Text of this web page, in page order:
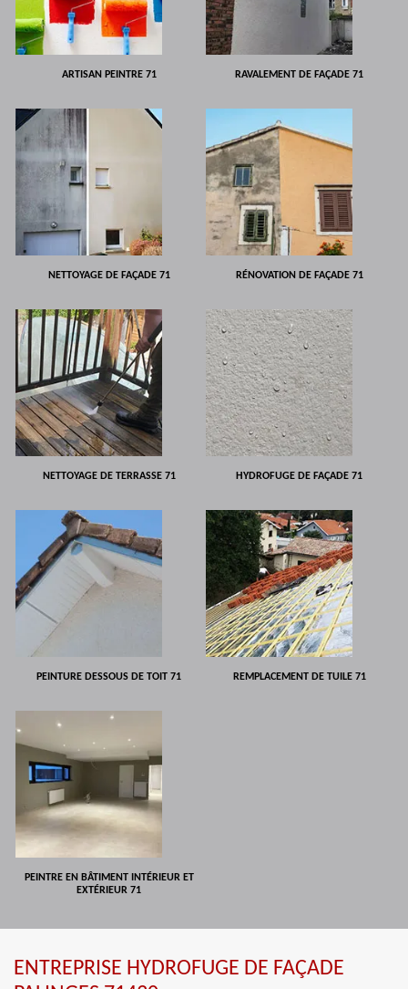
ARTISAN PEINTRE 71 RAVALEMENT DE FAÇADE 71
NETTOYAGE DE FAÇADE 71 RÉNOVATION DE FAÇADE 71
NETTOYAGE DE TERRASSE 71 HYDROFUGE DE FAÇADE 71
PEINTURE DESSOUS DE TOIT 71 REMPLACEMENT DE TUILE 71
PEINTRE EN BÂTIMENT INTÉRIEUR ET
EXTÉRIEUR 71
ENTREPRISE HYDROFUGE DE FAÇADE